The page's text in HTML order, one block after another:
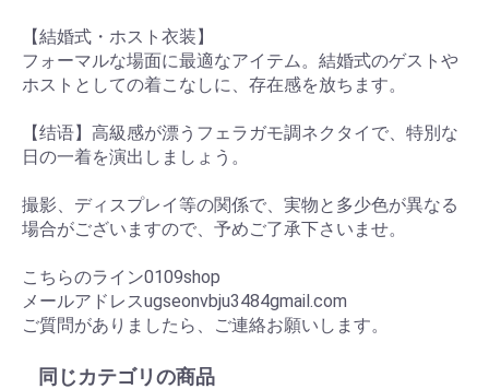
【結婚式・ホスト衣装】
フォーマルな場面に最適なアイテム。結婚式のゲストや
ホストとしての着こなしに、存在感を放ちます。
【结语】高級感が漂うフェラガモ調ネクタイで、特別な
日の一着を演出しましょう。
撮影、ディスプレイ等の関係で、実物と多少色が異なる
場合がございますので、予めご了承下さいませ。
こちらのライン0109shop
メールアドレスugseonvbju3484gmail.com
ご質問がありましたら、ご連絡お願いします。
同じカテゴリの商品